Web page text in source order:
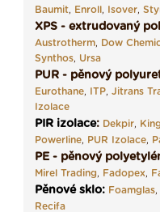
Baumit, Enroll, Isover,
XPS - extrudovaný
Austrotherm, Dow
Synthos, Ursa
PUR - pěnový
Eurothane, ITP, Jitrans
Izolace
PIR izolace: Dekpir,
Powerline, PUR Izolace,
PE - pěnový
Mirel Trading, Fadopex,
Pěnové sklo: Foamglas,
Recifa